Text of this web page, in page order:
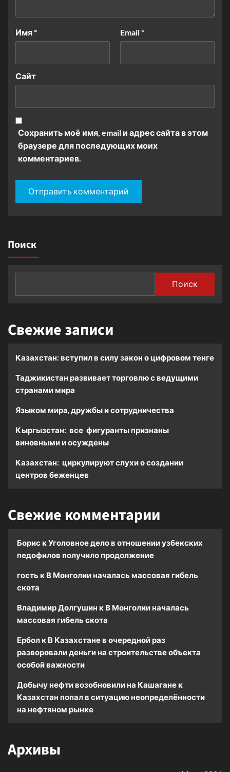
Имя* Email*
Сайт
Сохранить моё имя, email и адрес сайта в этом
браузере для последующих моих
комментариев.
Поиск
Поиск
Свежие записи
Казахстан: вступил в силу закон о цифровом тенге
Таджикистан развивает торговлю с ведущими
странами мира
Языком мира, дружбы и сотрудничества
Кыргызстан: все фигуранты признаны
виновными и осуждены
Казахстан: циркулируют слухи о создании
центров беженцев
Свежие комментарии
Борис кУголовное дело в отношении узбекских
педофилов получило продолжение
гость к В Монголии началась массовая гибель
скота
Владимир Долгушин к В Монголии началась
массовая гибель скота
Ербол к В Казахстане в очередной раз
разворовали деньги на строительстве объекта
особой важности
Добычу нефти возобновили на Кашагане к
Казахстан попал в ситуацию неопределённости
на нефтяном рынке
Архивы